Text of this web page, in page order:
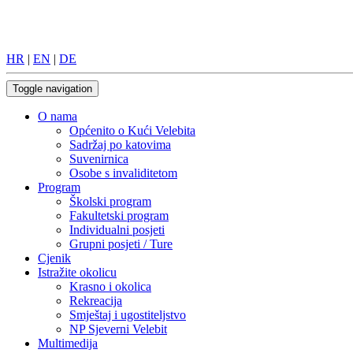
HR | EN | DE
Toggle navigation
O nama
Općenito o Kući Velebita
Sadržaj po katovima
Suvenirnica
Osobe s invaliditetom
Program
Školski program
Fakultetski program
Individualni posjeti
Grupni posjeti / Ture
Cjenik
Istražite okolicu
Krasno i okolica
Rekreacija
Smještaj i ugostiteljstvo
NP Sjeverni Velebit
Multimedija